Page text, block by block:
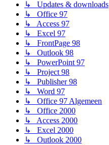
↳ Updates & downloads
↳ Office 97
↳ Access 97
↳ Excel 97
↳ FrontPage 98
↳ Outlook 98
↳ PowerPoint 97
↳ Project 98
↳ Publisher 98
↳ Word 97
↳ Office 97 Algemeen
↳ Office 2000
↳ Access 2000
↳ Excel 2000
↳ Outlook 2000